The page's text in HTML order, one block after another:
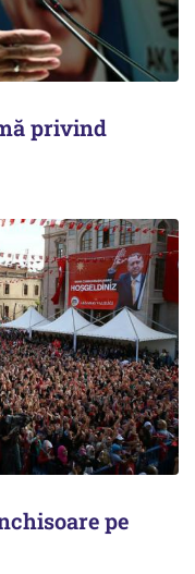
privind
pe